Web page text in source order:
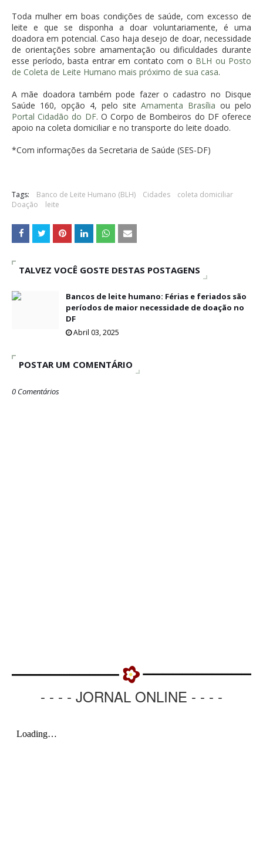
Toda mulher em boas condições de saúde, com excesso de
leite e que se disponha a doar voluntariamente, é uma
doadora em potencial. Caso haja desejo de doar, necessidade
de orientações sobre amamentação ou dificuldades durante
esse período, basta entrar em contato com o BLH ou Posto
de Coleta de Leite Humano mais próximo de sua casa.
A mãe doadora também pode fazer o cadastro no Disque
Saúde 160, opção 4, pelo site Amamenta Brasília ou pelo
Portal Cidadão do DF. O Corpo de Bombeiros do DF oferece
apoio na coleta domiciliar e no transporte do leite doado.
*Com informações da Secretaria de Saúde (SES-DF)
Tags: Banco de Leite Humano (BLH) Cidades
coleta domiciliar
Doação
leite
TALVEZ VOCÊ GOSTE DESTAS POSTAGENS
Bancos de leite humano: Férias e feriados são
períodos de maior necessidade de doação no
DF
Abril 03, 2025
POSTAR UM COMENTÁRIO
0 Comentários
- - - - JORNAL ONLINE - - - -